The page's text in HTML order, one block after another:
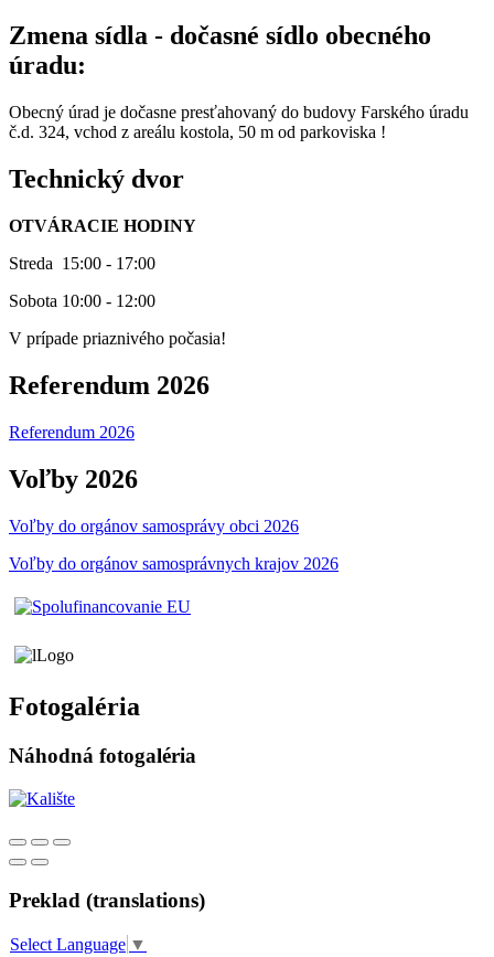
Zmena sídla - dočasné sídlo obecného
úradu:
Obecný úrad je dočasne presťahovaný do budovy Farského úradu
č.d. 324, vchod z areálu kostola, 50 m od parkoviska !
Technický dvor
OTVÁRACIE HODINY
Streda 15:00 - 17:00
Sobota 10:00 - 12:00
V prípade priaznivého počasia!
Referendum 2026
Referendum 2026
Voľby 2026
Voľby do orgánov samosprávy obci 2026
Voľby do orgánov samosprávnych krajov 2026
Fotogaléria
Náhodná fotogaléria
Preklad (translations)
Select Language ▼